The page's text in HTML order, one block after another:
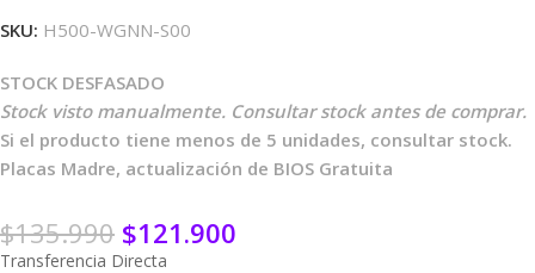
SKU: H500-WGNN-S00
STOCK DESFASADO
Stock visto manualmente. Consultar stock antes de comprar.
Si el producto tiene menos de 5 unidades, consultar stock.
Placas Madre, actualización de BIOS Gratuita
$135.990 $121.900
Transferencia Directa